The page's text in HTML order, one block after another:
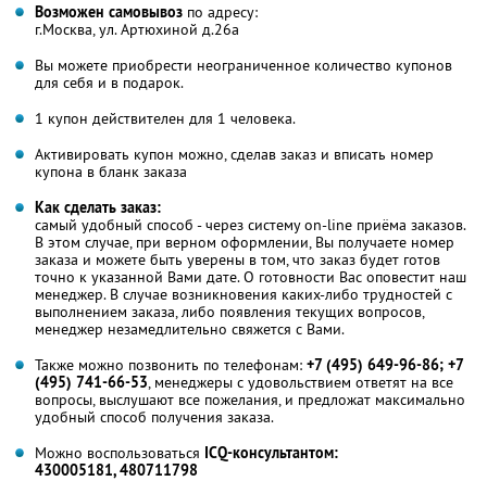
Возможен самовывоз по адресу:
г.Москва, ул. Артюхиной д.26а
Вы можете приобрести неограниченное количество купонов
для себя и в подарок.
1 купон действителен для 1 человека.
Активировать купон можно, сделав заказ и вписать номер
купона в бланк заказа
Как сделать заказ:
самый удобный способ - через систему on-line приёма заказов.
В этом случае, при верном оформлении, Вы получаете номер
заказа и можете быть уверены в том, что заказ будет готов
точно к указанной Вами дате. О готовности Вас оповестит наш
менеджер. В случае возникновения каких-либо трудностей с
выполнением заказа, либо появления текущих вопросов,
менеджер незамедлительно свяжется с Вами.
Также можно позвонить по телефонам: +7 (495) 649-96-86; +7
(495) 741-66-53, менеджеры с удовольствием ответят на все
вопросы, выслушают все пожелания, и предложат максимально
удобный способ получения заказа.
Можно воспользоваться ICQ-консультантом:
430005181, 480711798